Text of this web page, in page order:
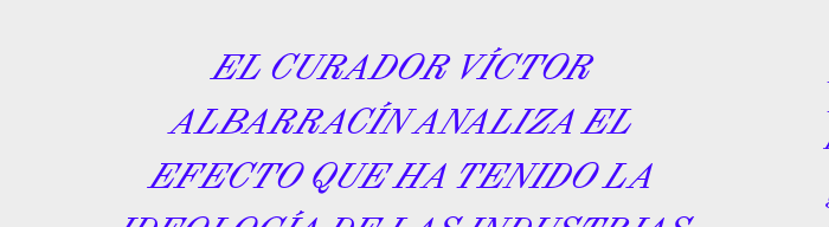
EL CURADOR VÍCTOR
ALBARRACÍN ANALIZA EL
EFECTO QUE HA TENIDO LA